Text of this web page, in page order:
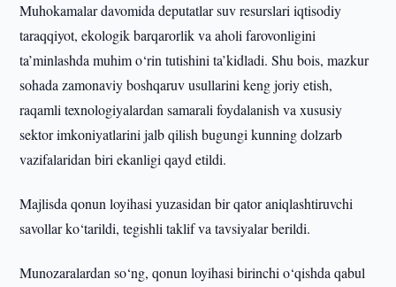
Muhokamalar davomida deputatlar suv resurslari iqtisodiy
taraqqiyot, ekologik barqarorlik va aholi farovonligini
ta’minlashda muhim o‘rin tutishini ta’kidladi. Shu bois, mazkur
sohada zamonaviy boshqaruv usullarini keng joriy etish,
raqamli texnologiyalardan samarali foydalanish va xususiy
sektor imkoniyatlarini jalb qilish bugungi kunning dolzarb
vazifalaridan biri ekanligi qayd etildi.
Majlisda qonun loyihasi yuzasidan bir qator aniqlashtiruvchi
savollar ko‘tarildi, tegishli taklif va tavsiyalar berildi.
Munozaralardan so‘ng, qonun loyihasi birinchi o‘qishda qabul